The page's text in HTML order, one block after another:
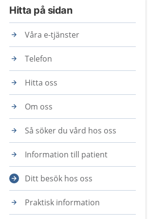
Hitta på sidan
Våra e-tjänster
Telefon
Hitta oss
Om oss
Så söker du vård hos oss
Information till patient
Ditt besök hos oss
Praktisk information